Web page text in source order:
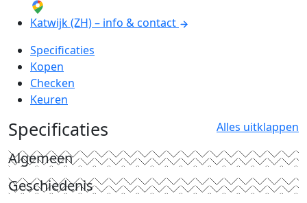
Katwijk (ZH) – info & contact
Specificaties
Kopen
Checken
Keuren
Specificaties Alles uitklappen
Algemeen
Geschiedenis